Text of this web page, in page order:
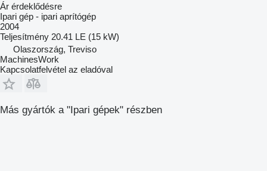
Ár érdeklődésre
Ipari gép - ipari aprítógép
2004
Teljesítmény 20.41 LE (15 kW)
Olaszország, Treviso
MachinesWork
Kapcsolatfelvétel az eladóval
Más gyártók a "Ipari gépek" részben